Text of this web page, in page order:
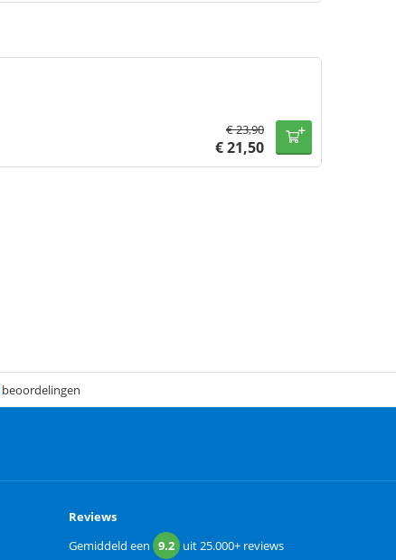
€23,90
€21,50
beoordelingen
Reviews
Gemiddeld een 9.2 uit25.000+ reviews